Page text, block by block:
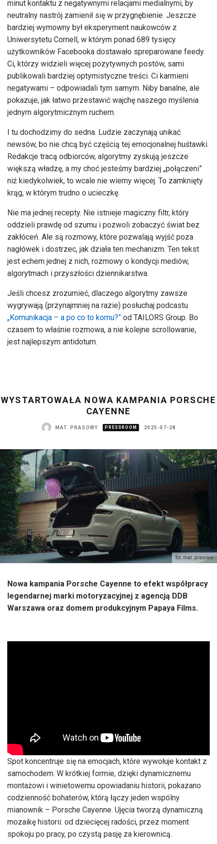
minut kontaktu z negatywnymi relacjami medialnymi, by
neutralny nastrój zamienił się w przygnębienie. Jeszcze
bardziej wymowny był eksperyment naukowców z
Uniwersytetu Cornell, w którym ponad 689 tysięcy
użytkowników Facebooka dostawało spreparowane feedy.
Ci, którzy widzieli więcej pozytywnych postów, sami
publikowali bardziej optymistyczne treści. Ci karmieni
negatywami – odpowiadali tym samym. Niby banalne, ale
pokazuje, jak łatwo przestawić wajchę naszego myślenia
jednym algorytmicznym ruchem.
I tu dochodzimy do sedna. Ludzie zaczynają unikać
newsów, bo nie chcą być częścią tej emocjonalnej huśtawki.
Redakcje tracą odbiorców, algorytmy zyskują jeszcze
większą władzę, a my choć jesteśmy bardziej „połączeni”
niż kiedykolwiek, to wcale nie wiemy więcej. To zamknięty
krąg, w którym trudno o ucieczkę.
Nie ma jednej recepty. Nie istnieje magiczny filtr, który
oddzieli prawdę od szumu i pozwoli zobaczyć świat bez
zakłóceń. Ale są rozmowy, które pozwalają wyjść poza
nagłówek i dostrzec, jak działa ten mechanizm. Ten tekst
jest echem jednej z nich, rozmowy o kondycji mediów,
algorytmach i przyszłości dziennikarstwa.
Jeśli chcesz zrozumieć, dlaczego algorytmy zawsze
wygrywają (przynajmniej na razie) posłuchaj podcastu
„Komunikacja – a po co to komu?” od TAILORS Group. Bo
czasem to właśnie rozmowa, a nie kolejne scrollowanie,
jest najlepszym antidotum.
WYSTARTOWAŁA NOWA KAMPANIA PORSCHE
CAYENNE
MAT. PRASOWY PRESSROOM 2025-07-28
fot. mat. prasowe
Nowa kampania Porsche Cayenne to efekt współpracy
legendarnej marki motoryzacyjnej z agencją DDB
Warszawa oraz domem produkcyjnym Papaya Films.
Spot koncentruje się na emocjach, które wywołuje kontakt z
samochodem. W krótkiej formie, dzięki dynamicznemu
montażowi i winietowemu opowiadaniu historii, pokazano
codzienność bohaterów, którą łączy jeden wspólny
mianownik – Porsche Cayenne. Ujęcia tworzą dynamiczną
mozaikę historii: od dziecięcej radości, przez moment
spokoju po pracy, po czystą pasję za kierownicą.